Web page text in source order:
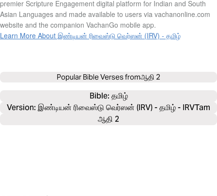
premier Scripture Engagement digital platform for Indian and South
Asian Languages and made available to users via vachanonline.com
website and the companion VachanGo mobile app.
Learn More About இண்டியன் ரிவைஸ்டு வெர்ஸன் (IRV) - தமிழ்
Popular Bible Verses fromஆதி 2
Bible: தமிழ்
Version: இண்டியன் ரிவைஸ்டு வெர்ஸன் (IRV) - தமிழ் - IRVTam
ஆதி 2